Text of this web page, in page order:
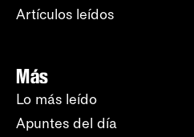
Artículos leídos
Más
Lo más leído
Apuntes del día